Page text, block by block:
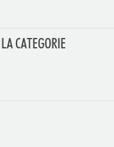
CATEGORIE